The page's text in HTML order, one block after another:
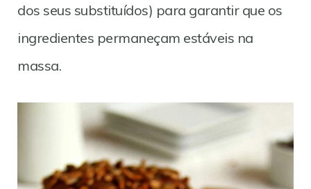
dos seus substituídos) para garantir que os
ingredientes permaneçam estáveis na
massa.